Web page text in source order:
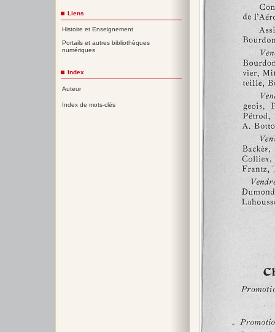
Liens
Histoire et Enseignement
Portails et autres bibliothèques
numériques
Index
Auteur
Index de mots-clés